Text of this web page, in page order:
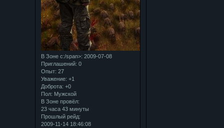
В Зоне с:/span>: 2009-07-08
Приглашений: 0
Опыт: 27
Уважение: +1
Доброта: +0
Пол: Мужской
В Зоне провёл:
23 часа 43 минуты
Прошлый рейд:
2009-11-14 18:46:08